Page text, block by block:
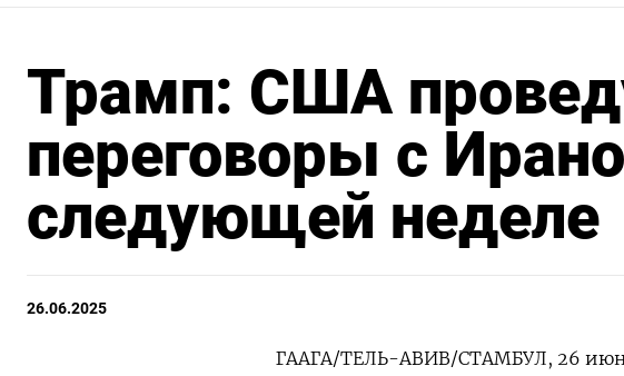
Трамп: США
переговоры с
следующей неделе
26.06.2025
ГААГА/ТЕЛЬ-АВИВ/СТАМБУЛ, 26